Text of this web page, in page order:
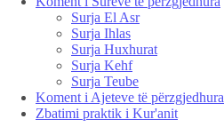
Surja El Asr
Surja Ihlas
Surja Huxhurat
Surja Kehf
Surja Teube
Koment i Ajeteve të përzgjedhura
Zbatimi praktik i Kur'anit